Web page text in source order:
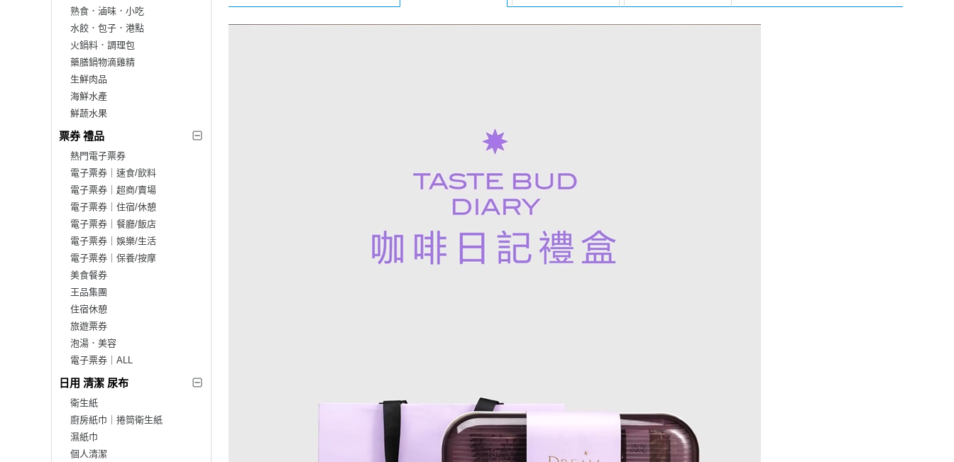
熟食．滷味．小吃
水餃．包子．港點
火鍋料．調理包
藥膳鍋物滴雞精
生鮮肉品
海鮮水產
鮮蔬水果
票券 禮品
熱門電子票券
電子票券｜速食/飲料
電子票券｜超商/賣場
電子票券｜住宿/休憩
電子票券｜餐廳/飯店
電子票券｜娛樂/生活
電子票券｜保養/按摩
美食餐券
王品集團
住宿休憩
旅遊票券
泡湯．美容
電子票券｜ALL
日用 清潔 尿布
衛生紙
廚房紙巾｜捲筒衛生紙
濕紙巾
個人清潔